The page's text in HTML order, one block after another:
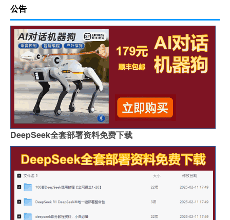
公告
DeepSeek全套部署资料免费下载